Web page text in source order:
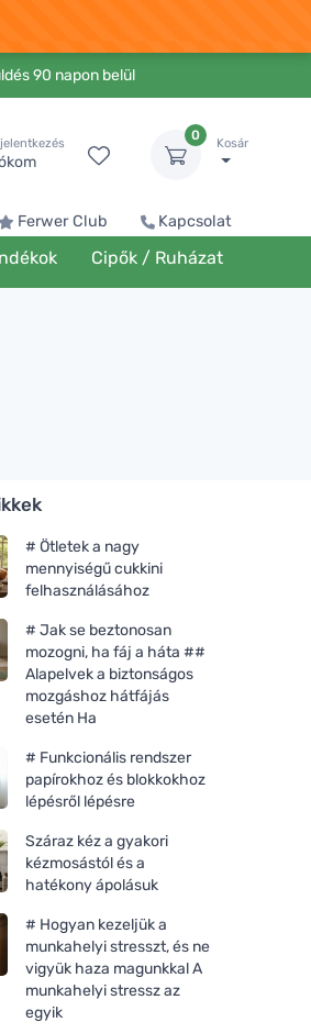
90 napon belül
0
Kosár
Ferwer Club Kapcsolat
Cipők / Ruházat
# Ötletek a nagy
mennyiségű cukkini
felhasználásához
# Jak se beztonosan
mozogni, ha fáj a háta ##
Alapelvek a biztonságos
mozgáshoz hátfájás
esetén Ha
# Funkcionális rendszer
papírokhoz és blokkokhoz
lépésről lépésre
Száraz kéz a gyakori
kézmosástól és a
hatékony ápolásuk
# Hogyan kezeljük a
munkahelyi stresszt, és ne
vigyük haza magunkkal A
munkahelyi stressz az
egyik